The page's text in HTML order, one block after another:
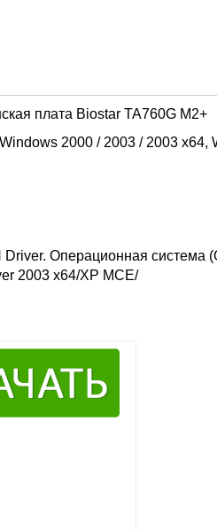
плата Biostar TA760G M2+
Windows 2000 / 2003 / 2003 x64,
Driver. Операционная система
2003 x64/XP MCE/